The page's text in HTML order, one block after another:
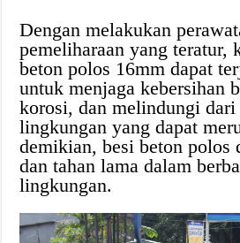
Dengan melakukan
pemeliharaan yang teratur,
beton polos 16mm dapat
untuk menjaga kebersihan
korosi, dan melindungi
lingkungan yang dapat
demikian, besi beton polos
dan tahan lama dalam
lingkungan.